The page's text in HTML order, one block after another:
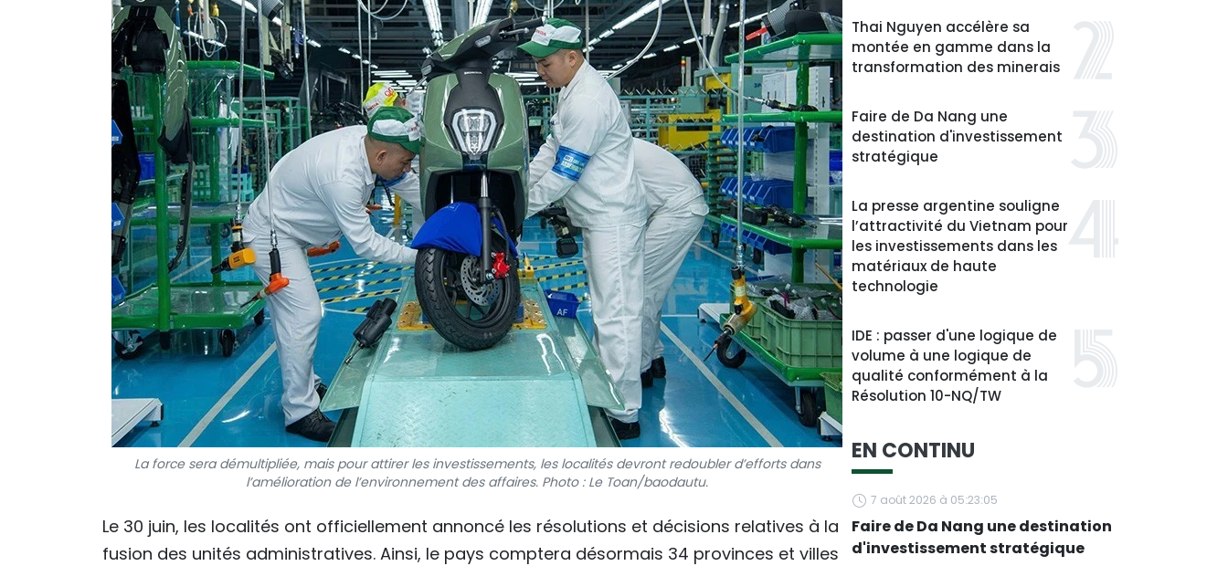
La force sera démultipliée, mais pour attirer les investissements, les localités devront redoubler d’efforts dans
l’amélioration de l’environnement des affaires. Photo : Le Toan/baodautu.
Le 30 juin, les localités ont officiellement annoncé les résolutions et décisions relatives à la
fusion des unités administratives. Ainsi, le pays comptera désormais 34 provinces et villes
Thai Nguyen accélère sa
montée en gamme dans la
transformation des minerais
Faire de Da Nang une
destination d'investissement
stratégique
La presse argentine souligne
l’attractivité du Vietnam pour
les investissements dans les
matériaux de haute
technologie
IDE : passer d'une logique de
volume à une logique de
qualité conformément à la
Résolution 10-NQ/TW
EN CONTINU
7 août 2026 à 05:23:05
Faire de Da Nang une destination
d'investissement stratégique